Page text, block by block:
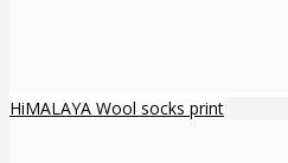
HiMALAYA Wool socks print